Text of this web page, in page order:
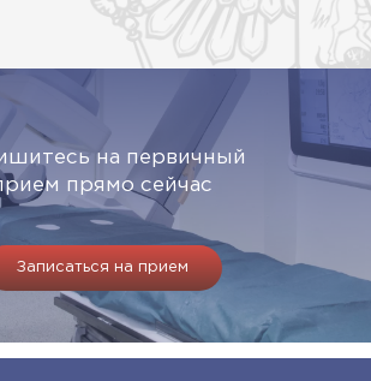
на первичный
прямо сейчас
Записаться на прием